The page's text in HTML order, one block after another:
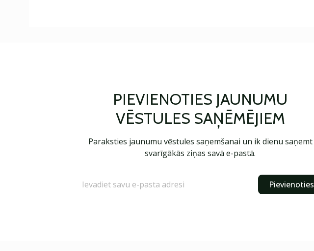
PIEVIENOTIES JAUNUMU
VĒSTULES SAŅĒMĒJIEM
Paraksties jaunumu vēstules saņemšanai un ik dienu saņemt
svarīgākās ziņas savā e-pastā.
Pievienoties